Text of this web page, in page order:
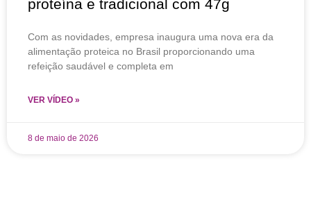
proteína e tradicional com 47g
Com as novidades, empresa inaugura uma nova era da
alimentação proteica no Brasil proporcionando uma
refeição saudável e completa em
VER VÍDEO »
8 de maio de 2026